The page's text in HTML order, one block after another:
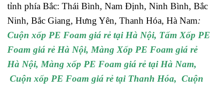
tỉnh phía Bắc: Thái Bình, Nam Định, Ninh Bình, Bắc
Ninh, Bắc Giang, Hưng Yên, Thanh Hóa, Hà Nam:
Cuộn xốp PE Foam giá rẻ tại Hà Nội, Tấm Xốp PE
Foam giá rẻ Hà Nội, Màng Xốp PE Foam giá rẻ
Hà Nội, Màng xốp PE Foam giá rẻ tại Hà Nam,
Cuộn xốp PE Foam giá rẻ tại Thanh Hóa, Cuộn